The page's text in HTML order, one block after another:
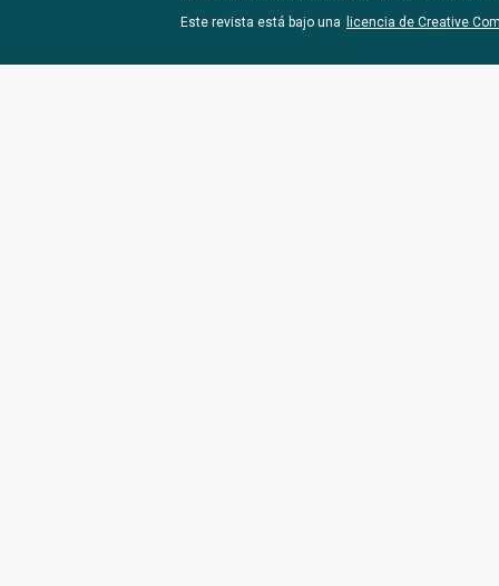
Este revista está bajo una
licencia de Creative